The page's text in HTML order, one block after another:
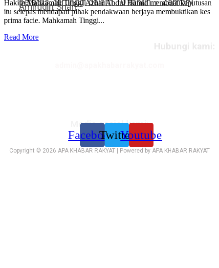
Amirudin Shari
Hakim Mahkamah Tinggi Azhar Abdul Hamid membuat keputusan
itu selepas mendapati pihak pendakwaan berjaya membuktikan kes
prima facie. Mahkamah Tinggi...
Read More
Media sosial kami:
FacebookTwitterYoutube
Copyright © 2026 APA KHABAR RAKYAT | Powered by APA KHABAR RAKYAT